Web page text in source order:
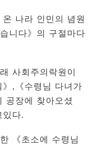
나라 인민의 념원
니다》의 구절마다
사회주의락원이
,《수령님 다녀가
공장에 찾아오셨
있다.
《초소에 수령님